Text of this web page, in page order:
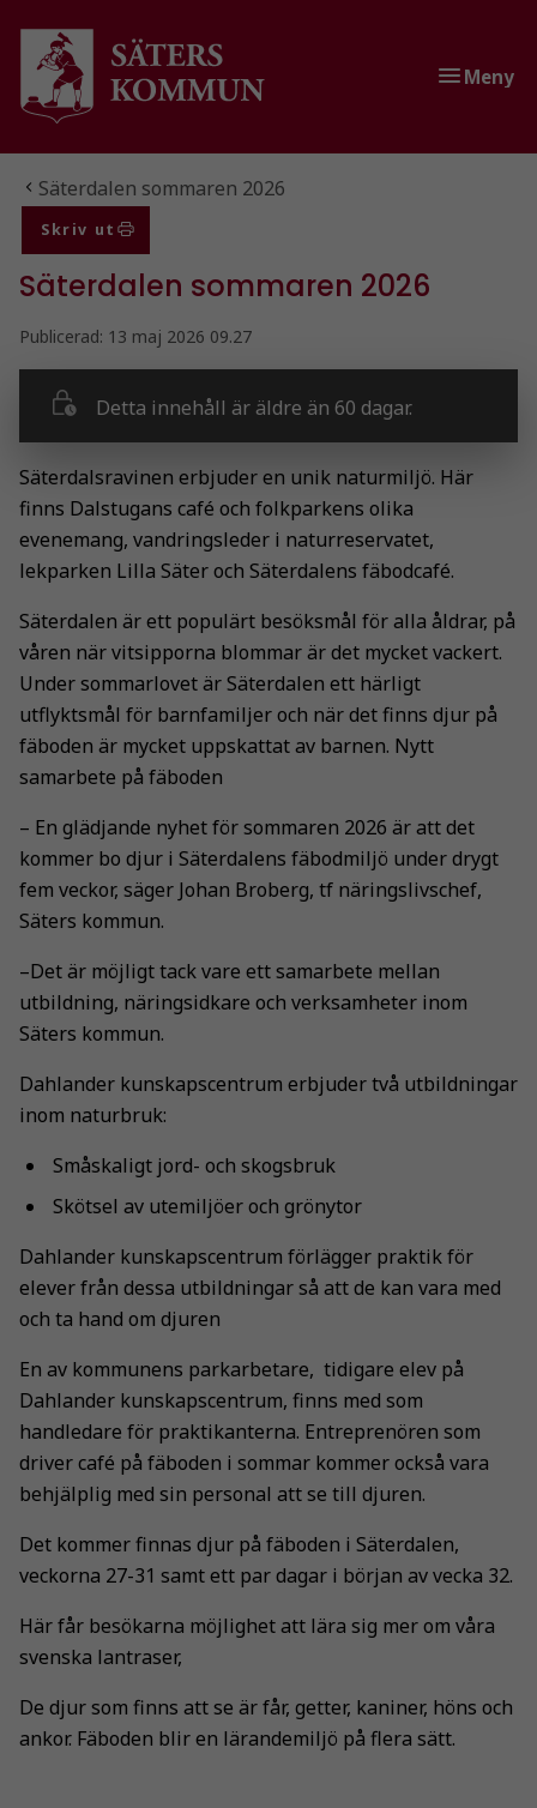
Gå till innehåll
Gå till huvudmeny
Meny
Du är här:
Säterdalen sommaren 2026
Skriv ut
Säterdalen sommaren 2026
Publicerad: 13 maj 2026 09.27
Detta innehåll är äldre än 60 dagar.
Säterdalsravinen erbjuder en unik naturmiljö. Här
finns Dalstugans café och folkparkens olika
evenemang, vandringsleder i naturreservatet,
lekparken Lilla Säter och Säterdalens fäbodcafé.
Säterdalen är ett populärt besöksmål för alla åldrar, på
våren när vitsipporna blommar är det mycket vackert.
Under sommarlovet är Säterdalen ett härligt
utflyktsmål för barnfamiljer och när det finns djur på
fäboden är mycket uppskattat av barnen. Nytt
samarbete på fäboden
– En glädjande nyhet för sommaren 2026 är att det
kommer bo djur i Säterdalens fäbodmiljö under drygt
fem veckor, säger Johan Broberg, tf näringslivschef,
Säters kommun.
–Det är möjligt tack vare ett samarbete mellan
utbildning, näringsidkare och verksamheter inom
Säters kommun.
Dahlander kunskapscentrum erbjuder två utbildningar
inom naturbruk:
Småskaligt jord- och skogsbruk
Skötsel av utemiljöer och grönytor
Dahlander kunskapscentrum förlägger praktik för
elever från dessa utbildningar så att de kan vara med
och ta hand om djuren
En av kommunens parkarbetare, tidigare elev på
Dahlander kunskapscentrum, finns med som
handledare för praktikanterna. Entreprenören som
driver café på fäboden i sommar kommer också vara
behjälplig med sin personal att se till djuren.
Det kommer finnas djur på fäboden i Säterdalen,
veckorna 27-31 samt ett par dagar i början av vecka 32.
Här får besökarna möjlighet att lära sig mer om våra
svenska lantraser,
De djur som finns att se är får, getter, kaniner, höns och
ankor. Fäboden blir en lärandemiljö på flera sätt.